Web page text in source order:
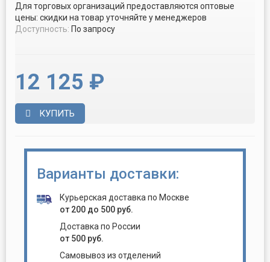
Для торговых организаций предоставляются оптовые
цены: скидки на товар уточняйте у менеджеров
Доступность: По запросу
12 125 ₽
КУПИТЬ
Варианты доставки:
Курьерская доставка по Москве
от 200 до 500 руб.
Доставка по России
от 500 руб.
Самовывоз из отделений